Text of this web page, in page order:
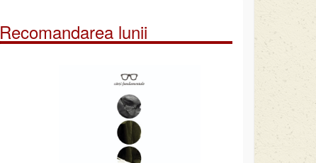
Recomandarea lunii